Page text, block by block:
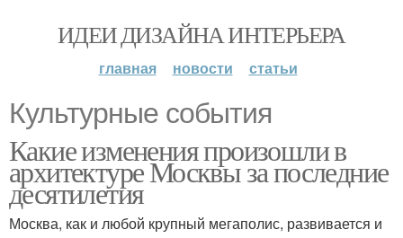
ИДЕИ ДИЗАЙНА ИНТЕРЬЕРА
главная новости статьи
Культурные события
Какие изменения произошли в
архитектуре Москвы за последние
десятилетия
Москва, как и любой крупный мегаполис, развивается и